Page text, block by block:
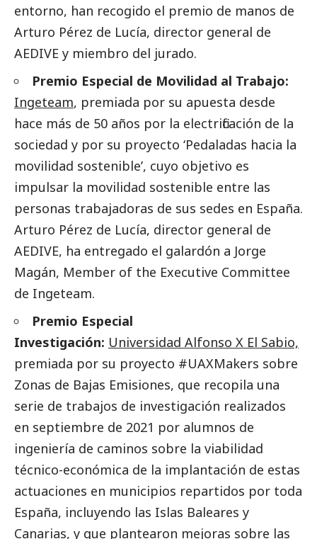
entorno, han recogido el premio de manos de
Arturo Pérez de Lucía, director general de
AEDIVE y miembro del jurado.
Premio Especial de Movilidad al Trabajo:
Ingeteam, premiada por su apuesta desde
hace más de 50 años por la electrificación de la
sociedad y por su proyecto ‘Pedaladas hacia la
movilidad sostenible’, cuyo objetivo es
impulsar la movilidad sostenible entre las
personas trabajadoras de sus sedes en España.
Arturo Pérez de Lucía, director general de
AEDIVE, ha entregado el galardón a Jorge
Magán, Member of the Executive Committee
de Ingeteam.
Premio Especial
Investigación: Universidad Alfonso X El Sabio,
premiada por su proyecto #UAXMakers sobre
Zonas de Bajas Emisiones, que recopila una
serie de trabajos de investigación realizados
en septiembre de 2021 por alumnos de
ingeniería de caminos sobre la viabilidad
técnico-económica de la implantación de estas
actuaciones en municipios repartidos por toda
España, incluyendo las Islas Baleares y
Canarias, y que plantearon mejoras sobre las